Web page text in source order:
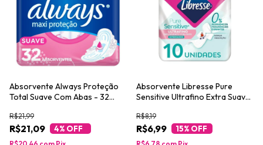
Absorvente Always Proteção
Total Suave Com Abas - 32
R$21,09
R$21,99
4% OFF
Absorvente Libresse Pure
Sensitive Ultrafino Extra Suave
R$6,99
R$8,19
15% OFF